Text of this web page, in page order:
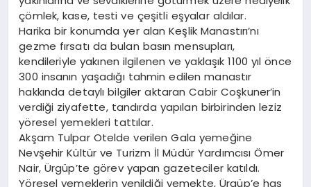
çömlek, kase, testi ve çeşitli eşyalar aldılar.
Harika bir konumda yer alan Keşlik Manastırı’nı
gezme fırsatı da bulan basın mensupları,
kendileriyle yakınen ilgilenen ve yaklaşık 1100 yıl önce
300 insanın yaşadığı tahmin edilen manastır
hakkında detaylı bilgiler aktaran Cabir Coşkuner’in
verdiği ziyafette, tandırda yapılan birbirinden leziz
yöresel yemekleri tattılar.
Akşam Tulpar Otelde verilen Gala yemeğine
Nevşehir Kültür ve Turizm İl Müdür Yardımcısı Ömer
Nair, Ürgüp’te görev yapan gazeteciler katıldı.
Yöresel yemeklerin yenildiği yemekte, Ürgüp’e has